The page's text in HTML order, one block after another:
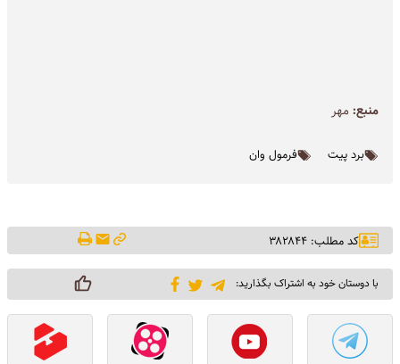
منبع: مهر
برد پیت فرمول وان
کد مطلب: ۳۸۲۸۴۴
با دوستان خود به اشتراک بگذارید: